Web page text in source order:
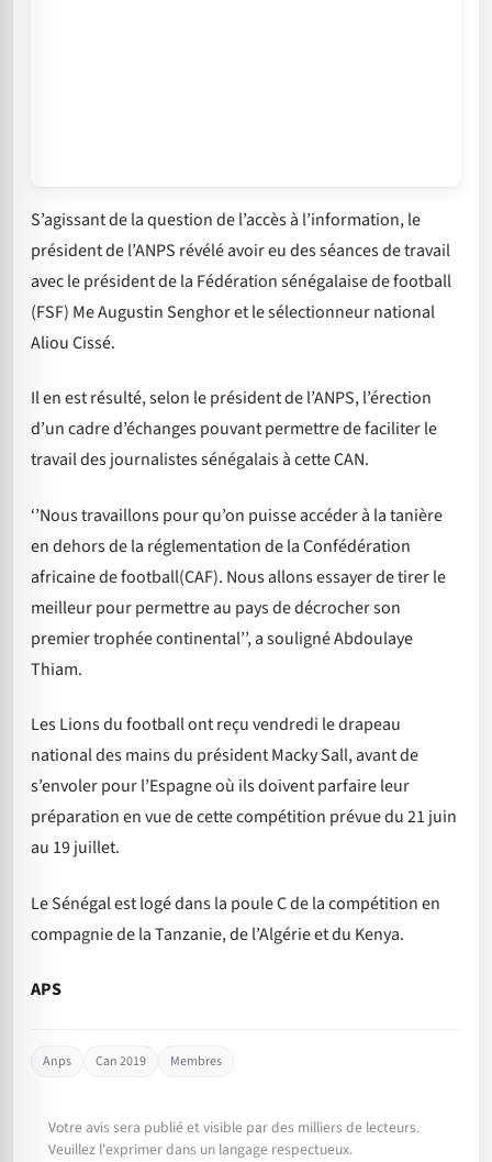
S’agissant de la question de l’accès à l’information, le
président de l’ANPS révélé avoir eu des séances de travail
avec le président de la Fédération sénégalaise de football
(FSF) Me Augustin Senghor et le sélectionneur national
Aliou Cissé.
Il en est résulté, selon le président de l’ANPS, l’érection
d’un cadre d’échanges pouvant permettre de faciliter le
travail des journalistes sénégalais à cette CAN.
‘’Nous travaillons pour qu’on puisse accéder à la tanière
en dehors de la réglementation de la Confédération
africaine de football(CAF). Nous allons essayer de tirer le
meilleur pour permettre au pays de décrocher son
premier trophée continental’’, a souligné Abdoulaye
Thiam.
Les Lions du football ont reçu vendredi le drapeau
national des mains du président Macky Sall, avant de
s’envoler pour l’Espagne où ils doivent parfaire leur
préparation en vue de cette compétition prévue du 21 juin
au 19 juillet.
Le Sénégal est logé dans la poule C de la compétition en
compagnie de la Tanzanie, de l’Algérie et du Kenya.
APS
Anps Can 2019 Membres
Votre avis sera publié et visible par des milliers de lecteurs.
Veuillez l'exprimer dans un langage respectueux.